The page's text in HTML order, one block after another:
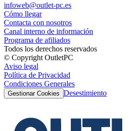
infoweb@outlet-pc.es
Cómo llegar
Contacta con nosotros
Canal interno de información
Programa de afiliados
Todos los derechos reservados
© Copyright OutletPC
Aviso legal
Política de Privacidad
Condiciones Generales
Gestionar Cookies Desestimiento